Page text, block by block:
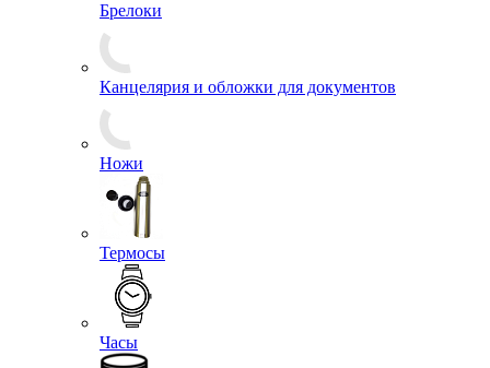
Брелоки
Канцелярия и обложки для документов
Ножи
Термосы
Часы